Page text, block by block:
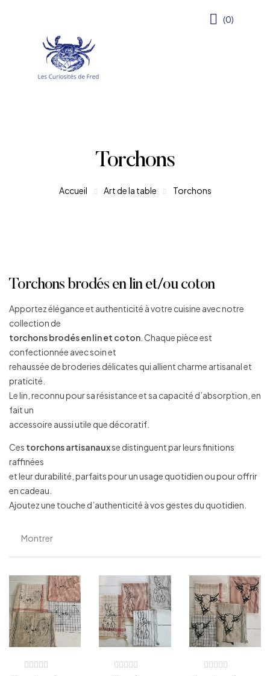
(0)
Torchons
Accueil Art de la table Torchons
Torchons brodés en lin et/ou coton
Apportez élégance et authenticité à votre cuisine avec notre
collection de
torchons brodés en lin et coton . Chaque pièce est
confectionnée avec soin et
rehaussée de broderies délicates qui allient charme artisanal et
praticité.
Le lin, reconnu pour sa résistance et sa capacité d’absorption, en
fait un
accessoire aussi utile que décoratif.
Ces torchons artisanauxse distinguent par leurs finitions
raffinées
et leur durabilité, parfaits pour un usage quotidien ou pour offrir
en cadeau.
Ajoutez une touche d’authenticité à vos gestes du quotidien.
Montrer